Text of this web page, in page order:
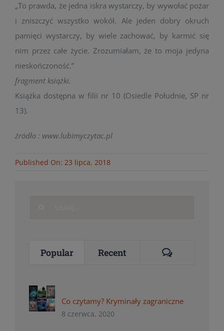
„To prawda, że jedna iskra wystarczy, by wywołać pożar
i zniszczyć wszystko wokół. Ale jeden dobry okruch
pamięci wystarczy, by wiele zachować, by karmić się
nim przez całe życie. Zrozumiałam, że to moja jedyna
nieskończoność.”
fragment książki.
Książka dostępna w filii nr 10 (Osiedle Południe, SP nr
13).
źródło : www.lubimyczytac.pl
Published On: 23 lipca, 2018
Popular Recent Comments
Co czytamy? Kryminały zagraniczne
8 czerwca, 2020